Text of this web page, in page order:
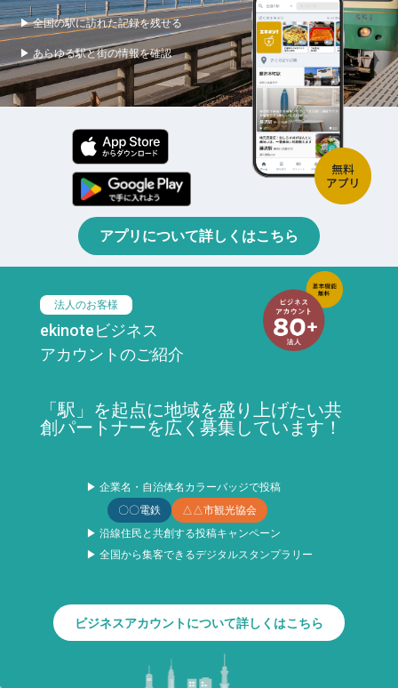
▶ 全国の駅に訪れた記録を残せる
▶ あらゆる駅と街の情報を確認
アプリについて詳しくはこちら
法人のお客様
ekinoteビジネス
アカウントのご紹介
「駅」を起点に地域を盛り上げたい共
創パートナーを広く募集しています！
▶ 企業名・自治体名カラーバッジで投稿
〇〇電鉄
△△市観光協会
▶ 沿線住民と共創する投稿キャンペーン
▶ 全国から集客できるデジタルスタンプラリー
ビジネスアカウントについて詳しくはこちら